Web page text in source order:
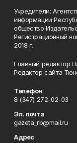
Учредители:
информации
общество
Регистрационный
2018 г.
Главный редактор
Редактор сайта
Телефон
8 (347) 272-02-03
Эл. почта
gazeta_rb@mail.ru
Адрес